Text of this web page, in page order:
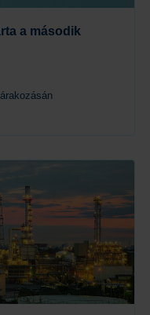
a második